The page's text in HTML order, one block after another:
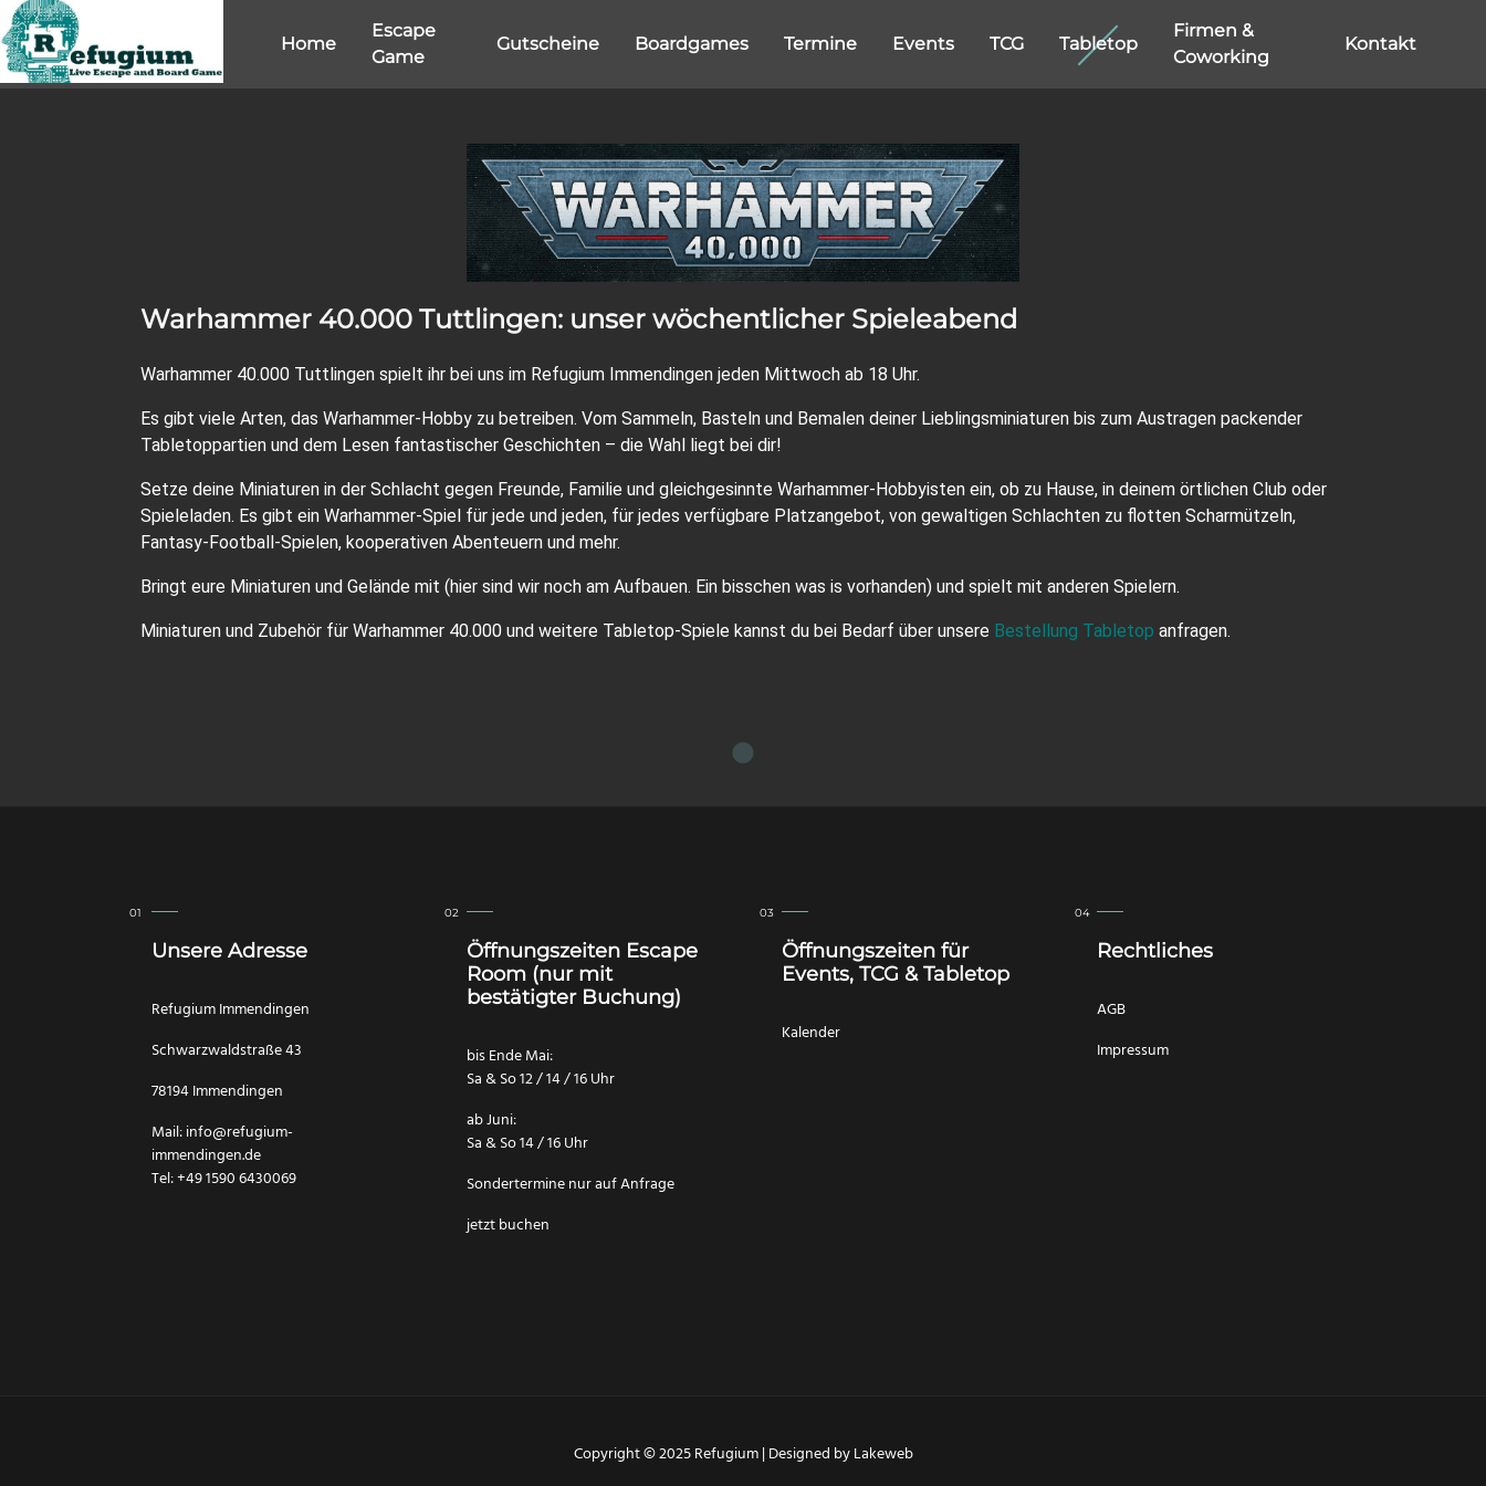
Home
Escape
Game
Gutscheine Boardgames Termine Events TCG Tabletop
Firmen &
Coworking
Kontakt
Warhammer 40.000 Tuttlingen: unser wöchentlicher Spieleabend
Warhammer 40.000 Tuttlingen spielt ihr bei uns im Refugium Immendingen jeden Mittwoch ab 18 Uhr.
Es gibt viele Arten, das Warhammer-Hobby zu betreiben. Vom Sammeln, Basteln und Bemalen deiner Lieblingsminiaturen bis zum Austragen packender
Tabletoppartien und dem Lesen fantastischer Geschichten – die Wahl liegt bei dir!
Setze deine Miniaturen in der Schlacht gegen Freunde, Familie und gleichgesinnte Warhammer-Hobbyisten ein, ob zu Hause, in deinem örtlichen Club oder
Spieleladen. Es gibt ein Warhammer-Spiel für jede und jeden, für jedes verfügbare Platzangebot, von gewaltigen Schlachten zu flotten Scharmützeln,
Fantasy-Football-Spielen, kooperativen Abenteuern und mehr.
Bringt eure Miniaturen und Gelände mit (hier sind wir noch am Aufbauen. Ein bisschen was is vorhanden) und spielt mit anderen Spielern.
Miniaturen und Zubehör für Warhammer 40.000 und weitere Tabletop-Spiele kannst du bei Bedarf über unsere Bestellung Tabletop anfragen.
Unsere Adresse
Refugium Immendingen
Schwarzwaldstraße 43
78194 Immendingen
Mail:info@refugium-
immendingen.de
Tel: +49 1590 6430069
Öffnungszeiten Escape
Room (nur mit
bestätigter Buchung)
bis Ende Mai:
Sa & So 12 / 14 / 16 Uhr
ab Juni:
Sa & So 14 / 16 Uhr
Sondertermine nur auf Anfrage
jetzt buchen
Öffnungszeiten für
Events, TCG & Tabletop
Kalender
Rechtliches
AGB
Impressum
Copyright © 2025 Refugium | Designed by Lakeweb